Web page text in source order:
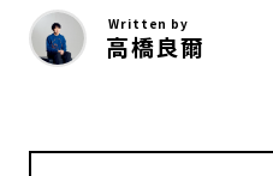
Written by
高橋良爾